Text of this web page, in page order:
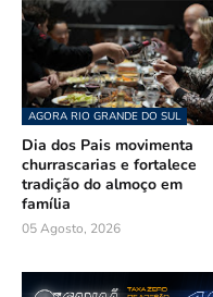
AGORA RIO GRANDE DO SUL
Dia dos Pais movimenta
churrascarias e fortalece
tradição do almoço em
família
05 Agosto, 2026